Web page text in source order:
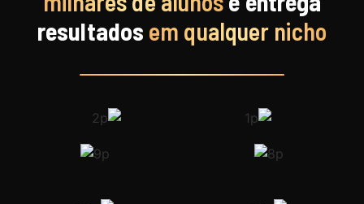
resultados em qualquer nicho